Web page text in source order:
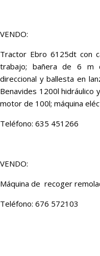
VENDO:
Tractor Ebro 6125dt con
trabajo; bañera de 6 m
direccional y ballesta en
Benavides 1200l hidráulico
motor de 100l; máquina
Teléfono: 635 451266
VENDO:
Máquina de recoger
Teléfono: 676 572103